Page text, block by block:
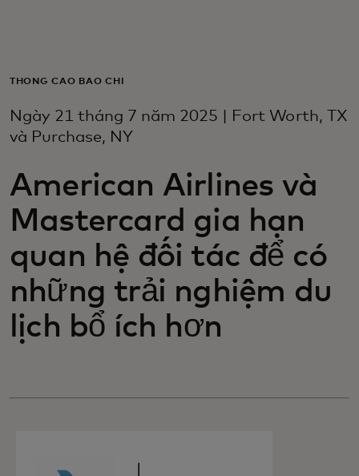
Dành cho doanh nghiệp
Dành cho thế giới
Dành cho nhà đổi mới
Tin tức và xu hướng
THÔNG CÁO BÁO CHÍ
Ngày 21 tháng 7 năm 2025 | Fort Worth, TX
và Purchase, NY
American Airlines và
Mastercard gia hạn
quan hệ đối tác để có
những trải nghiệm du
lịch bổ ích hơn